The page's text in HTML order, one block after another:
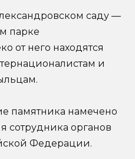
саду —
парке
от него находятся
и
памятника намечено
сотрудника органов
Федерации.